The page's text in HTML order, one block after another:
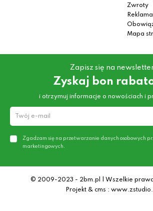
Zwroty
Mapa
Zapisz się na
Zyskaj bon
i otrzymuj informacje o nowościach i
Zgadzam się na przetwarzanie danych osobowych
marketingowych.
© 2009-2023 - 2bm.pl | Wszelkie
Projekt & cms :